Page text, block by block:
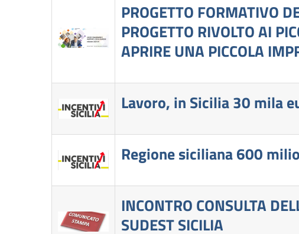
PROGETTO FORMATIVO
PROGETTO RIVOLTO AI
APRIRE UNA PICCOLA
Lavoro, in Sicilia 30 mila
Regione siciliana 600
INCONTRO CONSULTA
SUDEST SICILIA